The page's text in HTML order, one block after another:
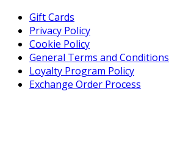
Gift Cards
Privacy Policy
Cookie Policy
General Terms and Conditions
Loyalty Program Policy
Exchange Order Process